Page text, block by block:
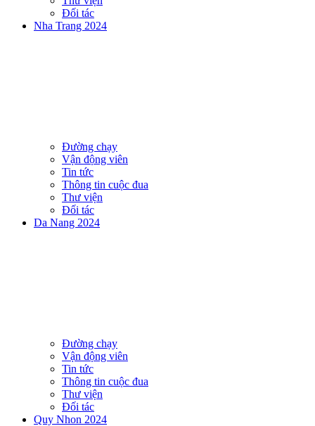
Đối tác
Nha Trang 2024
Đường chạy
Vận động viên
Tin tức
Thông tin cuộc đua
Thư viện
Đối tác
Da Nang 2024
Đường chạy
Vận động viên
Tin tức
Thông tin cuộc đua
Thư viện
Đối tác
Quy Nhon 2024